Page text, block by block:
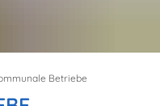
Betriebe